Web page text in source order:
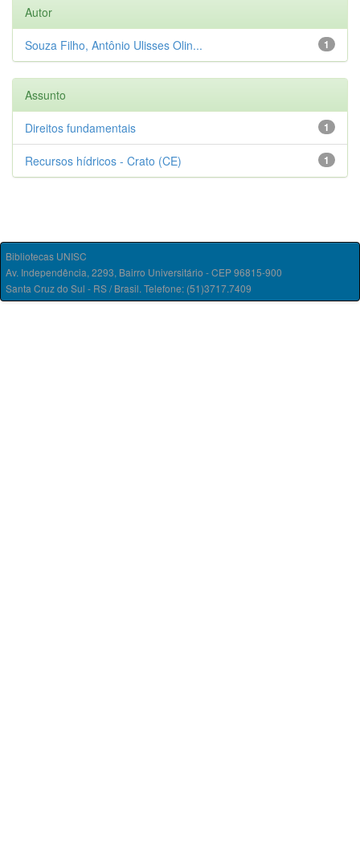
Autor
1
Souza Filho, Antônio Ulisses Olin...
Assunto
1
Direitos fundamentais
1
Recursos hídricos - Crato (CE)
Bibliotecas UNISC
Av. Independência, 2293, Bairro Universitário - CEP 96815-900
Santa Cruz do Sul - RS / Brasil. Telefone: (51)3717.7409